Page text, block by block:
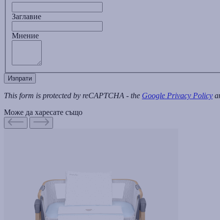
Заглавиe
Мнение
Изпрати
This form is protected by reCAPTCHA - the Google Privacy Policy
Може да харесате също